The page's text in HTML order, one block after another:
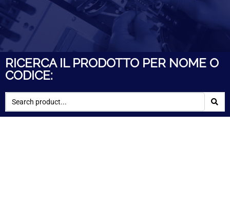
RICERCA IL PRODOTTO PER NOME O
CODICE: